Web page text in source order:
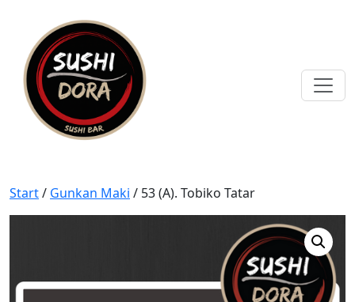
Start/ Gunkan Maki / 53 (A). Tobiko Tatar